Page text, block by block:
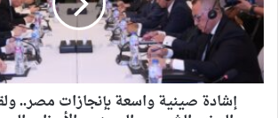
إشادة صينية واسعة بإنجازات مصر..